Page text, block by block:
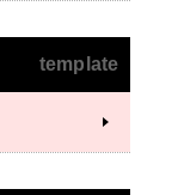
template